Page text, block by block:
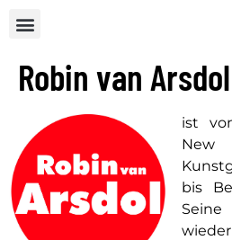
Robin van Arsdol
ist
New
bis